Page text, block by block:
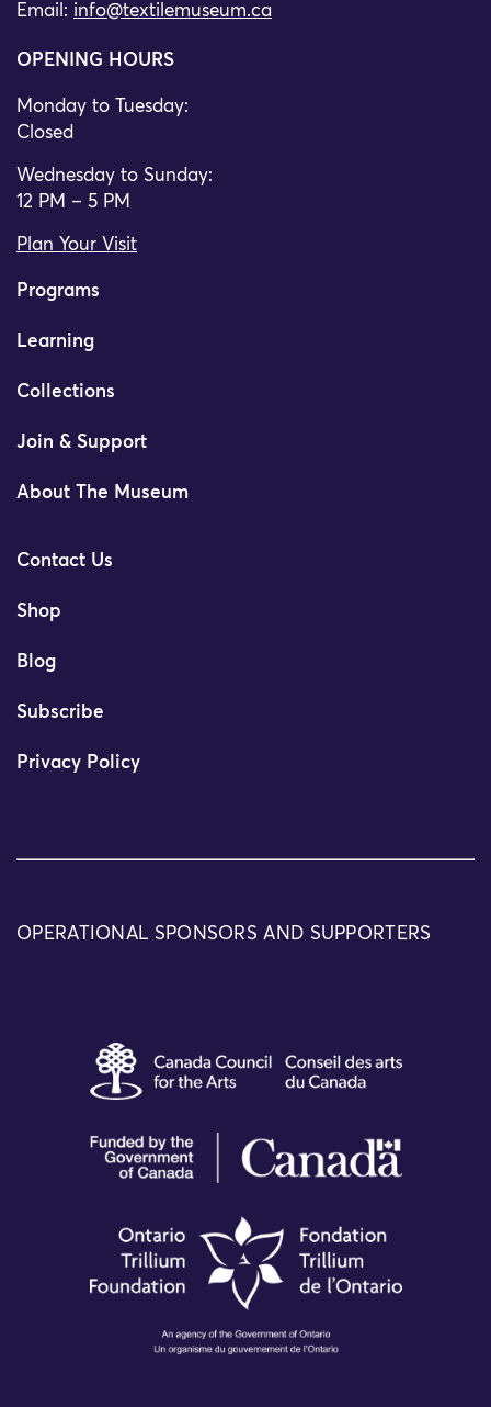
Email: info@textilemuseum.ca
OPENING HOURS
Monday to Tuesday:
Closed
Wednesday to Sunday:
12 PM – 5 PM
Plan Your Visit
Programs
Learning
Collections
Join & Support
About The Museum
Contact Us
Shop
Blog
Subscribe
Privacy Policy
OPERATIONAL SPONSORS AND SUPPORTERS